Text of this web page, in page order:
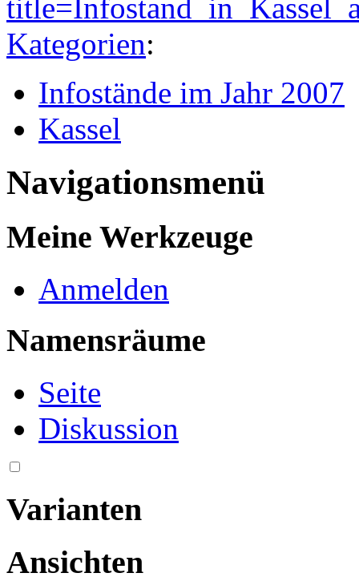
Kategorien:
Infostände im Jahr 2007
Kassel
Navigationsmenü
Meine Werkzeuge
Anmelden
Namensräume
Seite
Diskussion
Varianten
Ansichten